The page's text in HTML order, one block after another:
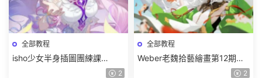
全部教程
isho少女半身插圖團練課
2026【畫質高清隻有視頻】 2
全部教程
Weber老魏拾藝繪畫第12期角
色特訓班【畫質不錯隻有視
2